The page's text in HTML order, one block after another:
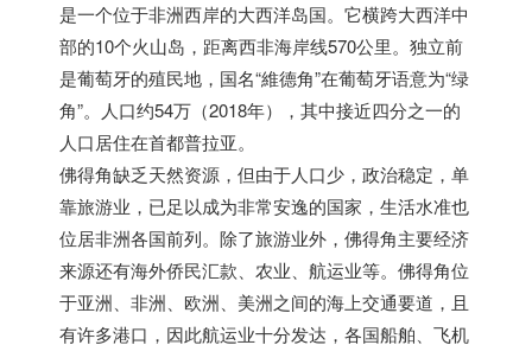
是一个位于非洲西岸的大西洋岛国。它横跨大西洋中
部的10个火山岛，距离西非海岸线570公里。独立前
是葡萄牙的殖民地，国名“維德角”在葡萄牙语意为“绿
角”。人口约54万（2018年），其中接近四分之一的
人口居住在首都普拉亚。
佛得角缺乏天然资源，但由于人口少，政治稳定，单
靠旅游业，已足以成为非常安逸的国家，生活水准也
位居非洲各国前列。除了旅游业外，佛得角主要经济
来源还有海外侨民汇款、农业、航运业等。佛得角位
于亚洲、非洲、欧洲、美洲之间的海上交通要道，且
有许多港口，因此航运业十分发达，各国船舶、飞机